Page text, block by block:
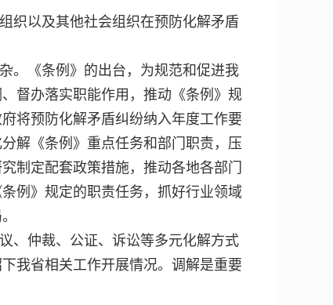
织以及其他社会组织在预防化解矛盾
。《条例》的出台，为规范和促进我
督办落实职能作用，推动《条例》规
将预防化解矛盾纠纷纳入年度工作要
解《条例》重点任务和部门职责，压
制定配套政策措施，推动各地各部门
例》规定的职责任务，抓好行业领域
、仲裁、公证、诉讼等多元化解方式
我省相关工作开展情况。调解是重要